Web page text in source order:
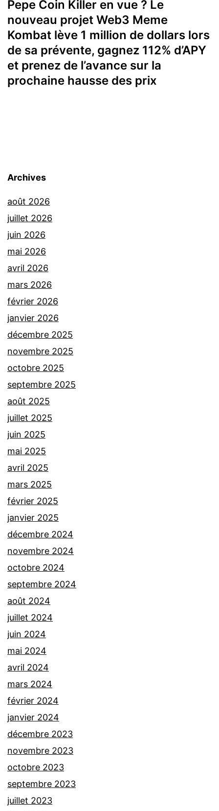
Pepe Coin Killer en vue ? Le
nouveau projet Web3 Meme
Kombat lève 1 million de dollars lors
de sa prévente, gagnez 112% d’APY
et prenez de l’avance sur la
prochaine hausse des prix
Archives
août 2026
juillet 2026
juin 2026
mai 2026
avril 2026
mars 2026
février 2026
janvier 2026
décembre 2025
novembre 2025
octobre 2025
septembre 2025
août 2025
juillet 2025
juin 2025
mai 2025
avril 2025
mars 2025
février 2025
janvier 2025
décembre 2024
novembre 2024
octobre 2024
septembre 2024
août 2024
juillet 2024
juin 2024
mai 2024
avril 2024
mars 2024
février 2024
janvier 2024
décembre 2023
novembre 2023
octobre 2023
septembre 2023
juillet 2023